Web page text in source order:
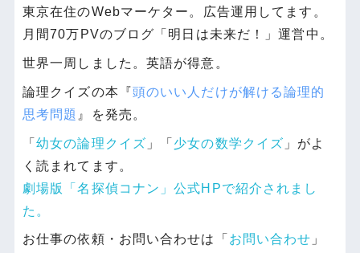
東京在住のWebマーケター。広告運用してます。
月間70万PVのブログ「明日は未来だ！」運営中。
世界一周しました。英語が得意。
論理クイズの本『頭のいい人だけが解ける論理的
思考問題 』を発売。
「幼女の論理クイズ 」「 少女の数学クイズ 」がよ
く読まれてます。
劇場版「名探偵コナン」公式HPで紹介されまし
た。
お仕事の依頼・お問い合わせは「 お問い合わせ 」